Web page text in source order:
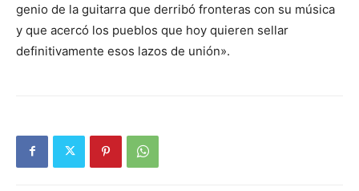
genio de la guitarra que derribó fronteras con su música
y que acercó los pueblos que hoy quieren sellar
definitivamente esos lazos de unión».